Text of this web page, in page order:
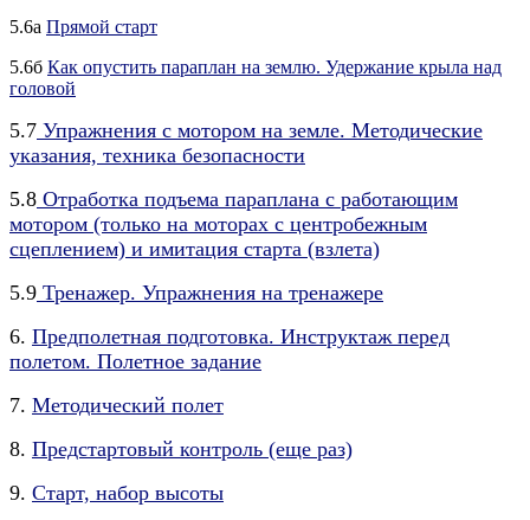
5.6а Прямой старт
5.6б Как опустить параплан на землю. Удержание крыла над
головой
5.7 Упражнения с мотором на земле. Методические
указания, техника безопасности
5.8 Отработка подъема параплана с работающим
мотором (только на моторах с центробежным
сцеплением) и имитация старта (взлета)
5.9 Тренажер. Упражнения на тренажере
6. Предполетная подготовка. Инструктаж перед
полетом. Полетное задание
7. Методический полет
8. Предстартовый контроль (еще раз)
9. Старт, набор высоты